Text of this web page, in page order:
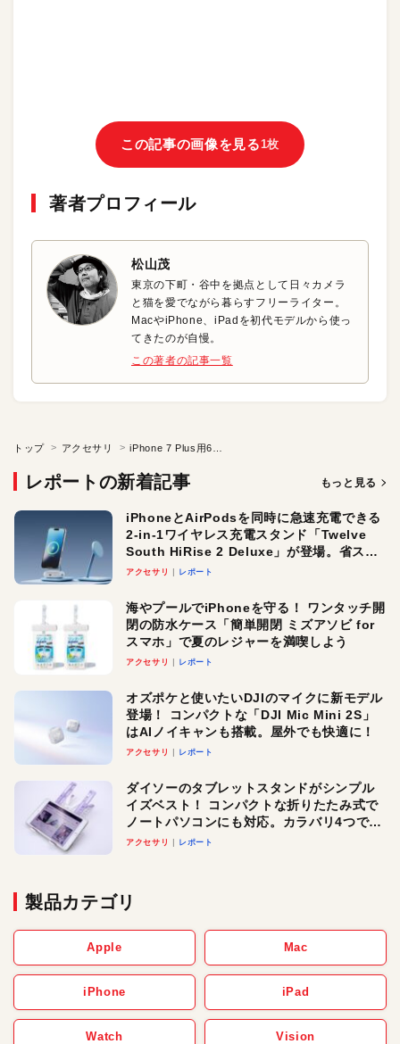
この記事の画像を見る1枚
著者プロフィール
松山茂
東京の下町・谷中を拠点として日々カメラ
と猫を愛でながら暮らすフリーライター。
MacやiPhone、iPadを初代モデルから使っ
てきたのが自慢。
この著者の記事一覧
トップ アクセサリ
レポートの新着記事 もっと見る
iPhoneとAirPodsを同時に急速充電できる
2-in-1ワイヤレス充電スタンド「Twelve
South HiRise 2 Deluxe」が登場。省スペ
ースでおしゃれに充電したい人にオスス
アクセサリ レポート
海やプールでiPhoneを守る！ ワンタッチ開
閉の防水ケース「簡単開閉 ミズアソビ for
スマホ」で夏のレジャーを満喫しよう
アクセサリ レポート
オズポケと使いたいDJIのマイクに新モデル
登場！ コンパクトな「DJI Mic Mini 2S」
はAIノイキャンも搭載。屋外でも快適に！
アクセサリ レポート
ダイソーのタブレットスタンドがシンプル
イズベスト！ コンパクトな折りたたみ式で
ノートパソコンにも対応。カラバリ4つで選
べる楽しさも
アクセサリ レポート
製品カテゴリ
Apple Mac
iPhone iPad
Watch Vision